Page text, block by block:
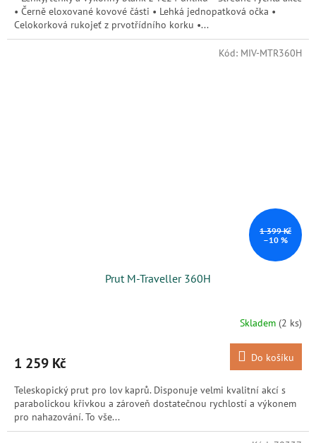
• Černě eloxované kovové části • Lehká jednopatková očka •
Celokorková rukojeť z prvotřídního korku •...
1 399 Kč
–10 %
Prut M-Traveller 360H
Skladem (2 ks)
1 259 Kč Do košíku
Teleskopický prut pro lov kaprů. Disponuje velmi kvalitní akcí s
parabolickou křivkou a zároveň dostatečnou rychlostí a výkonem
pro nahazování. To vše...
Kód: MIV-MTR360H